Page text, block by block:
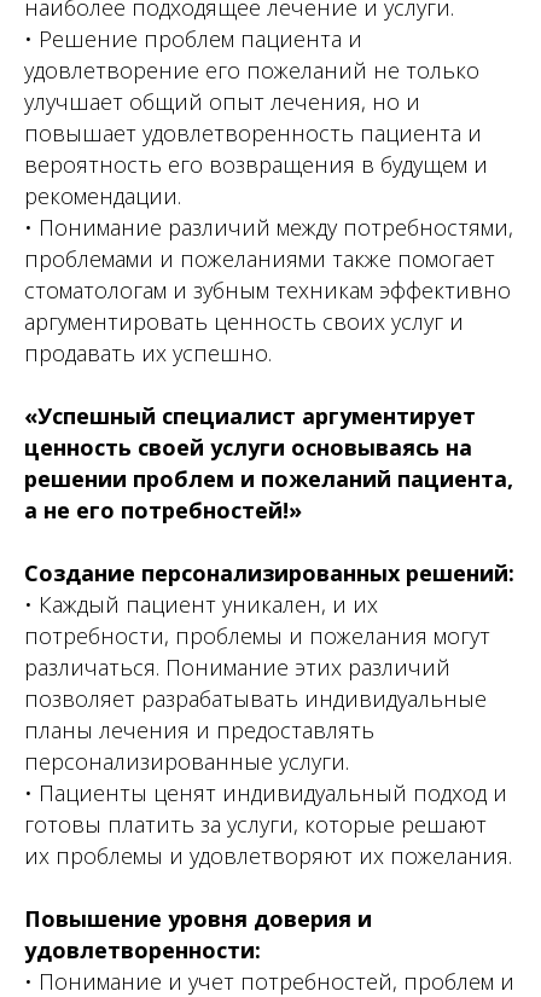
наиболее подходящее лечение и услуги.
• Решение проблем пациента и
удовлетворение его пожеланий не только
улучшает общий опыт лечения, но и
повышает удовлетворенность пациента и
вероятность его возвращения в будущем и
рекомендации.
• Понимание различий между потребностями,
проблемами и пожеланиями также помогает
стоматологам и зубным техникам эффективно
аргументировать ценность своих услуг и
продавать их успешно.
«Успешный специалист аргументирует
ценность своей услуги основываясь на
решении проблем и пожеланий пациента,
а не его потребностей!»
Создание персонализированных решений:
• Каждый пациент уникален, и их
потребности, проблемы и пожелания могут
различаться. Понимание этих различий
позволяет разрабатывать индивидуальные
планы лечения и предоставлять
персонализированные услуги.
• Пациенты ценят индивидуальный подход и
готовы платить за услуги, которые решают
их проблемы и удовлетворяют их пожелания.
Повышение уровня доверия и
удовлетворенности:
• Понимание и учет потребностей, проблем и